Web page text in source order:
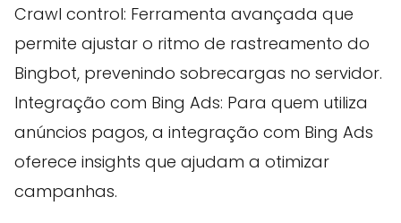
Crawl control: Ferramenta avançada que
permite ajustar o ritmo de rastreamento do
Bingbot, prevenindo sobrecargas no servidor.
Integração com Bing Ads: Para quem utiliza
anúncios pagos, a integração com Bing Ads
oferece insights que ajudam a otimizar
campanhas.